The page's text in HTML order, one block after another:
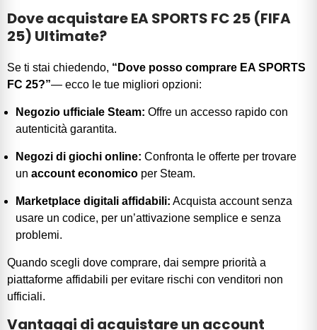
Dove acquistare EA SPORTS FC 25 (FIFA
25) Ultimate?
Se ti stai chiedendo, “Dove posso comprare EA SPORTS
FC 25?”— ecco le tue migliori opzioni:
Negozio ufficiale Steam: Offre un accesso rapido con
autenticità garantita.
Negozi di giochi online: Confronta le offerte per trovare
un account economico per Steam.
Marketplace digitali affidabili: Acquista account senza
usare un codice, per un’attivazione semplice e senza
problemi.
Quando scegli dove comprare, dai sempre priorità a
piattaforme affidabili per evitare rischi con venditori non
ufficiali.
Vantaggi di acquistare un account